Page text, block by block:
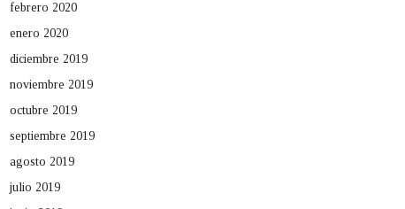
febrero 2020
enero 2020
diciembre 2019
noviembre 2019
octubre 2019
septiembre 2019
agosto 2019
julio 2019